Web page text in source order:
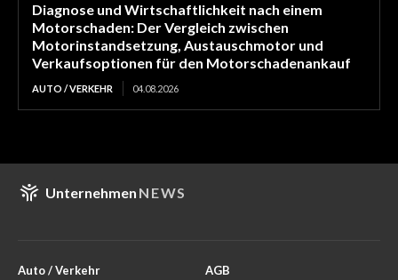
Diagnose und Wirtschaftlichkeit nach einem
Motorschaden: Der Vergleich zwischen
Motorinstandsetzung, Austauschmotor und
Verkaufsoptionen für den Motorschadenankauf
AUTO / VERKEHR 04.08.2026
Unternehmen NEWS
Auto / Verkehr AGB